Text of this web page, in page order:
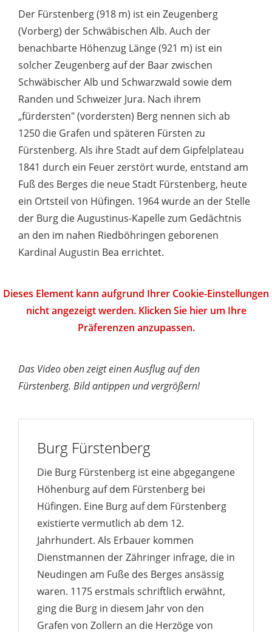
Der Fürstenberg (918 m) ist ein Zeugenberg
(Vorberg) der Schwäbischen Alb. Auch der
benachbarte Höhenzug Länge (921 m) ist ein
solcher Zeugenberg auf der Baar zwischen
Schwäbischer Alb und Schwarzwald sowie dem
Randen und Schweizer Jura. Nach ihrem
„fürdersten" (vordersten) Berg nennen sich ab
1250 die Grafen und späteren Fürsten zu
Fürstenberg. Als ihre Stadt auf dem Gipfelplateau
1841 durch ein Feuer zerstört wurde, entstand am
Fuß des Berges die neue Stadt Fürstenberg, heute
ein Ortsteil von Hüfingen. 1964 wurde an der Stelle
der Burg die Augustinus-Kapelle zum Gedächtnis
an den im nahen Riedböhringen geborenen
Kardinal Augustin Bea errichtet.
Dieses Element kann aufgrund Ihrer Cookie-Einstellungen
nicht angezeigt werden. Klicken Sie hier um Ihre
Präferenzen anzupassen.
Das Video oben zeigt einen Ausflug auf den
Fürstenberg. Bild antippen und vergrößern!
Burg Fürstenberg
Die Burg Fürstenberg ist eine abgegangene
Höhenburg auf dem Fürstenberg bei
Hüfingen. Eine Burg auf dem Fürstenberg
existierte vermutlich ab dem 12.
Jahrhundert. Als Erbauer kommen
Dienstmannen der Zähringer infrage, die in
Neudingen am Fuße des Berges ansässig
waren. 1175 erstmals schriftlich erwähnt,
ging die Burg in diesem Jahr von den
Grafen von Zollern an die Herzöge von